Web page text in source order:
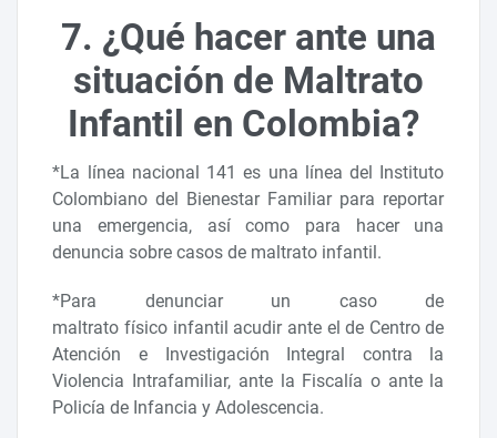
7. ¿Qué hacer ante una
situación de Maltrato
Infantil en Colombia?
*La línea nacional 141 es una línea del Instituto
Colombiano del Bienestar Familiar para reportar
una emergencia, así como para hacer una
denuncia sobre casos de maltrato infantil.
*Para denunciar un caso de
maltrato físico infantil acudir ante el de Centro de
Atención e Investigación Integral contra la
Violencia Intrafamiliar, ante la Fiscalía o ante la
Policía de Infancia y Adolescencia.